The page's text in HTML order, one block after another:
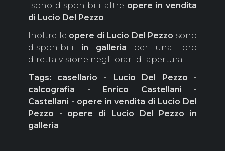
sono disponibili altre opere in vendita
di Lucio Del Pezzo.
Inoltre le opere di Lucio Del Pezzo sono
disponibili in galleria per una loro
diretta visione negli orari di apertura
Tags: casellario - Lucio Del Pezzo -
calcografia - Enrico Castellani -
Castellani - opere in vendita di Lucio Del
Pezzo - opere di Lucio Del Pezzo in
galleria